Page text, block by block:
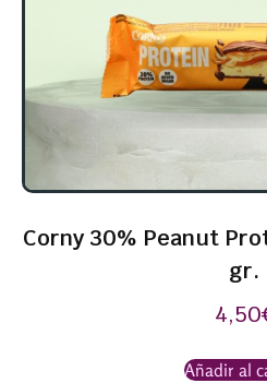
Corny 30% Peanut
gr.
4,50
Añadir al